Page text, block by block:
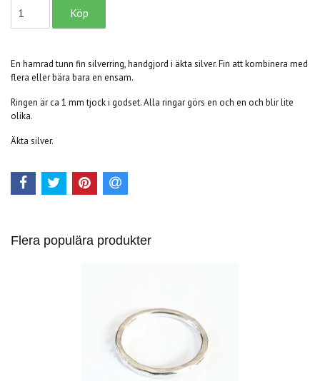
En hamrad tunn fin silverring, handgjord i äkta silver. Fin att kombinera med
flera eller bära bara en ensam.
Ringen är ca 1 mm tjock i godset. Alla ringar görs en och en och blir lite
olika.
Äkta silver.
Flera populära produkter